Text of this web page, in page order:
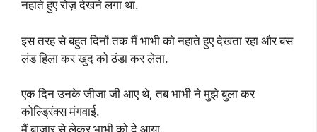
नहाते हुए रोज़ देखने लगा था.
इस तरह से बहुत दिनों तक मैं भाभी को नहाते हुए देखता रहा और बस
लंड हिला कर खुद को ठंडा कर लेता.
एक दिन उनके जीजा जी आए थे, तब भाभी ने मुझे बुला कर
कोल्ड्रिंक्स मंगवाई.